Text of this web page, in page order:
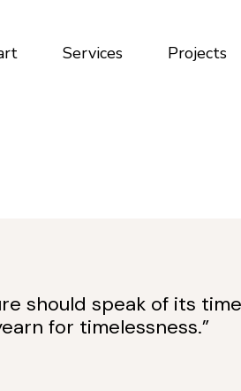
Services Projects
should speak of its
for timelessness.”